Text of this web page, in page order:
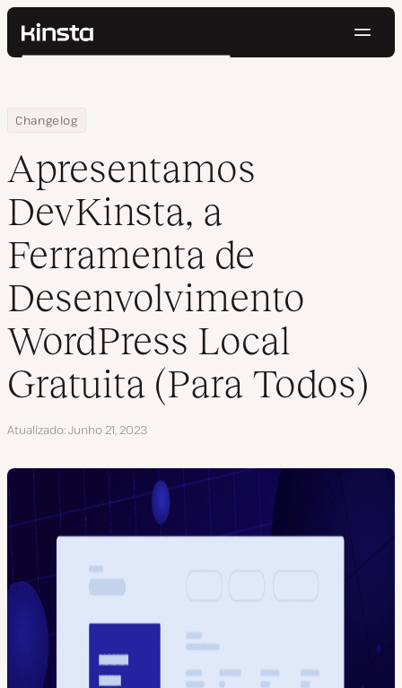
Kinsta®
Preços
Contato
Pesquisar
Home
Changelog
Apresentamos DevKinsta, a Ferramenta de Desenvolvimento
Apresentamos
DevKinsta, a
Ferramenta de
Desenvolvimento
WordPress Local
Gratuita (Para Todos)
Atualizado Junho 21, 2023